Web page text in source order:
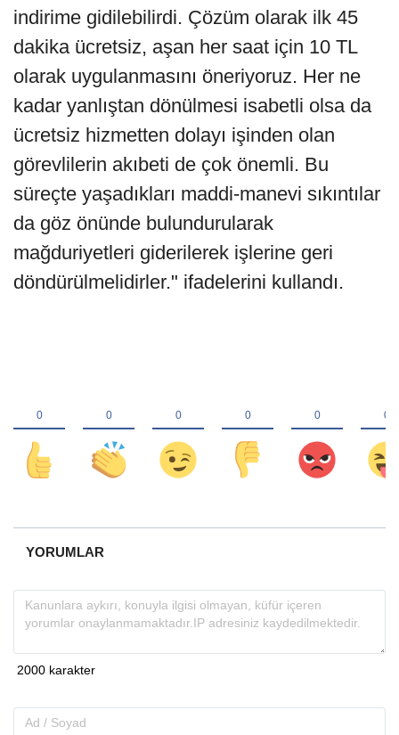
indirime gidilebilirdi. Çözüm olarak ilk 45
dakika ücretsiz, aşan her saat için 10 TL
olarak uygulanmasını öneriyoruz. Her ne
kadar yanlıştan dönülmesi isabetli olsa da
ücretsiz hizmetten dolayı işinden olan
görevlilerin akıbeti de çok önemli. Bu
süreçte yaşadıkları maddi-manevi sıkıntılar
da göz önünde bulundurularak
mağduriyetleri giderilerek işlerine geri
döndürülmelidirler." ifadelerini kullandı.
YORUMLAR